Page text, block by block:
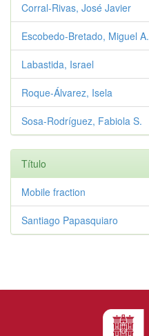
Corral-Rivas, José Javier
Escobedo-Bretado, Miguel A.
Labastida, Israel
Roque-Álvarez, Isela
Sosa-Rodríguez, Fabiola S.
Título
Mobile fraction
Santiago Papasquiaro